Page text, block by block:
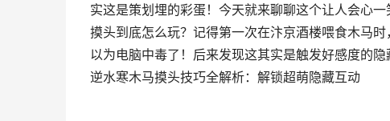
实这是策划埋的彩蛋！今天就来聊聊这个让人会心
摸头到底怎么玩？记得第一次在汴京酒楼喂食木马
以为电脑中毒了！后来发现这其实是触发好感度的
逆水寒木马摸头技巧全解析：解锁超萌隐藏互动